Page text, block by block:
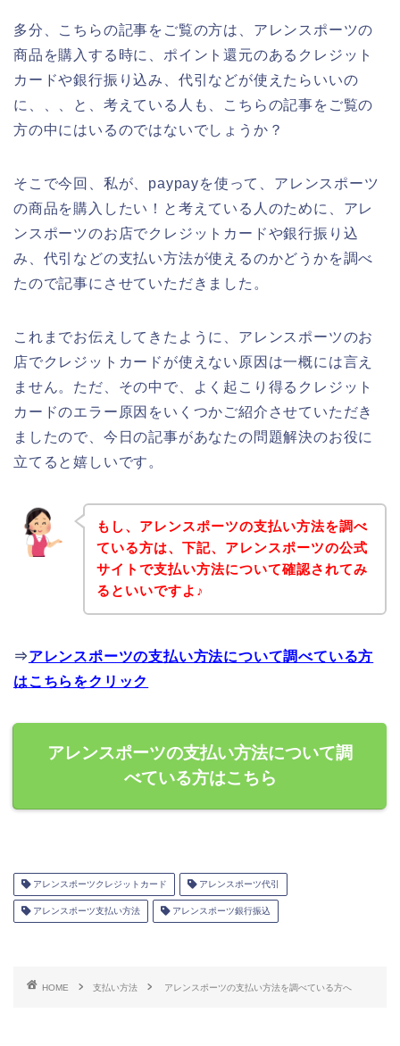
多分、こちらの記事をご覧の方は、アレンスポーツの
商品を購入する時に、ポイント還元のあるクレジット
カードや銀行振り込み、代引などが使えたらいいの
に、、、と、考えている人も、こちらの記事をご覧の
方の中にはいるのではないでしょうか？
そこで今回、私が、paypayを使って、アレンスポーツ
の商品を購入したい！と考えている人のために、アレ
ンスポーツのお店でクレジットカードや銀行振り込
み、代引などの支払い方法が使えるのかどうかを調べ
たので記事にさせていただきました。
これまでお伝えしてきたように、アレンスポーツのお
店でクレジットカードが使えない原因は一概には言え
ません。ただ、その中で、よく起こり得るクレジット
カードのエラー原因をいくつかご紹介させていただき
ましたので、今日の記事があなたの問題解決のお役に
立てると嬉しいです。
もし、アレンスポーツの支払い方法を調べ
ている方は、下記、アレンスポーツの公式
サイトで支払い方法について確認されてみ
るといいですよ♪
⇒アレンスポーツの支払い方法について調べている方
はこちらをクリック
アレンスポーツの支払い方法について調
べている方はこちら
アレンスポーツクレジットカード アレンスポーツ代引
アレンスポーツ支払い方法 アレンスポーツ銀行振込
HOME 支払い方法 アレンスポーツの支払い方法を調べている方へ